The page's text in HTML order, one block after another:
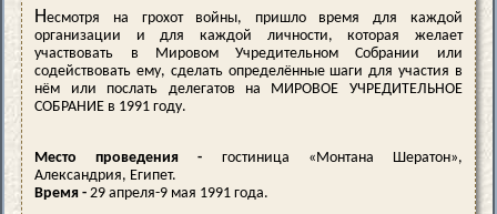
Несмотря на грохот войны, пришло время для каждой
организации и для каждой личности, которая желает
участвовать в Мировом Учредительном Собрании или
содействовать ему, сделать определённые шаги для участия в
нём или послать делегатов на МИРОВОЕ УЧРЕДИТЕЛЬНОЕ
СОБРАНИЕ в 1991 году.
Место проведения - гостиница «Монтана Шератон»,
Александрия, Египет.
Время - 29 апреля-9 мая 1991 года.